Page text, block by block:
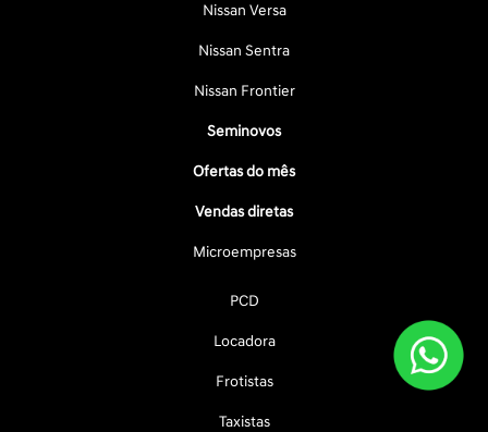
Nissan Versa
Nissan Sentra
Nissan Frontier
Seminovos
Ofertas do mês
Vendas diretas
Microempresas
PCD
Locadora
Frotistas
Taxistas